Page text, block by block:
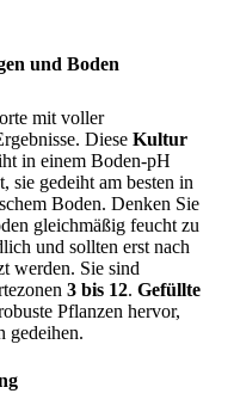
und Boden
mit voller
Diese Kultur
in einem Boden-pH
sie gedeiht am besten in
Boden. Denken Sie
gleichmäßig feucht zu
und sollten erst nach
werden. Sie sind
3 bis 12. Gefüllte
Pflanzen hervor,
gedeihen.